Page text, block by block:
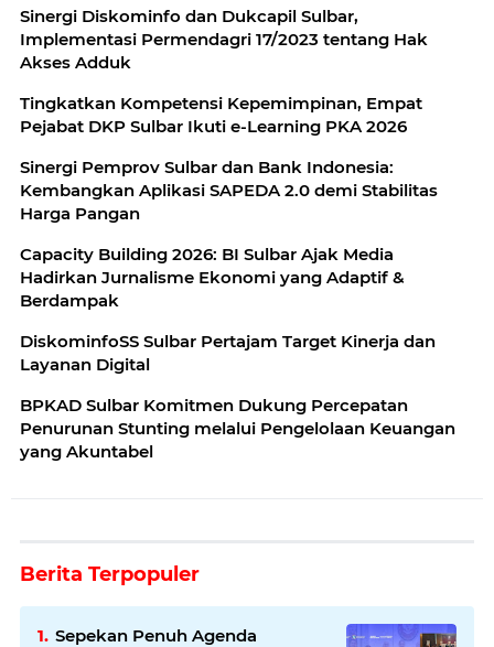
Sinergi Diskominfo dan Dukcapil Sulbar,
Implementasi Permendagri 17/2023 tentang Hak
Akses Adduk
Tingkatkan Kompetensi Kepemimpinan, Empat
Pejabat DKP Sulbar Ikuti e-Learning PKA 2026
Sinergi Pemprov Sulbar dan Bank Indonesia:
Kembangkan Aplikasi SAPEDA 2.0 demi Stabilitas
Harga Pangan
Capacity Building 2026: BI Sulbar Ajak Media
Hadirkan Jurnalisme Ekonomi yang Adaptif &
Berdampak
DiskominfoSS Sulbar Pertajam Target Kinerja dan
Layanan Digital
BPKAD Sulbar Komitmen Dukung Percepatan
Penurunan Stunting melalui Pengelolaan Keuangan
yang Akuntabel
Berita Terpopuler
Sepekan Penuh Agenda